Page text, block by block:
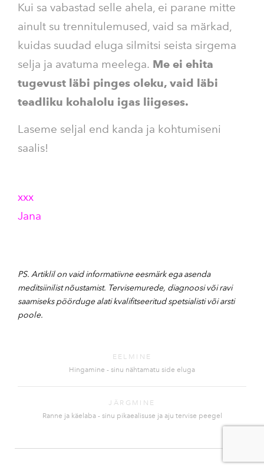
Kui sa vabastad selle ahela, ei parane mitte
ainult su trennitulemused, vaid sa märkad,
kuidas suudad eluga silmitsi seista sirgema
selja ja avatuma meelega. Me ei ehita
tugevust läbi pinges oleku, vaid läbi
teadliku kohalolu igas liigeses.
Laseme seljal end kanda ja kohtumiseni
saalis!
xxx
Jana
PS. Artiklil on vaid informatiivne eesmärk ega asenda
meditsiinilist nõustamist. Tervisemurede, diagnoosi või ravi
saamiseks pöörduge alati kvalifitseeritud spetsialisti või arsti
poole.
EELMINE
Hingamine - sinu nähtamatu side eluga
JÄRGMINE
Ranne ja käelaba - sinu pikaealisuse ja aju tervise peegel